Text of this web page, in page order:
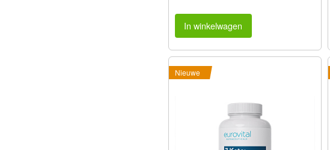
In winkelwagen
Nieuwe